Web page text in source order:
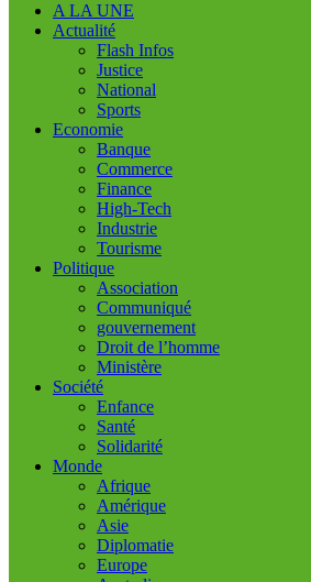
A LA UNE
Actualité
Flash Infos
Justice
National
Sports
Economie
Banque
Commerce
Finance
High-Tech
Industrie
Tourisme
Politique
Association
Communiqué
gouvernement
Droit de l’homme
Ministère
Société
Enfance
Santé
Solidarité
Monde
Afrique
Amérique
Asie
Diplomatie
Europe